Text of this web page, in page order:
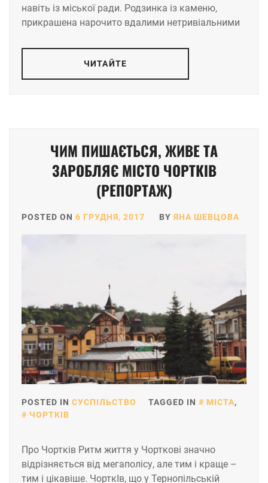
навіть із міської ради. Родзинка із каменю,
прикрашена нарочито вдалими нетривіальними
ЧИТАЙТЕ
ЧИМ ПИШАЄТЬСЯ, ЖИВЕ ТА
ЗАРОБЛЯЄ МІСТО ЧОРТКІВ
(РЕПОРТАЖ)
POSTED ON 6 ГРУДНЯ, 2017 BY ЯНА ШЕВЦОВА
POSTED IN СУСПІЛЬСТВО TAGGED IN МІСТА,
ЧОРТКІВ
Про Чортків Ритм життя у Чорткові значно
відрізняється від мегаполісу, але тим і краще –
тим і цікавіше. ЧорткІв, що у Тернопільській